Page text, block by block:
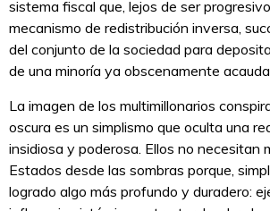
sistema fiscal que, lejos de ser
mecanismo de redistribución inversa,
del conjunto de la sociedad para
de una minoría ya obscenamente
La imagen de los multimillonarios
oscura es un simplismo que oculta una
insidiosa y poderosa. Ellos no necesitan
Estados desde las sombras porque,
logrado algo más profundo y duradero: